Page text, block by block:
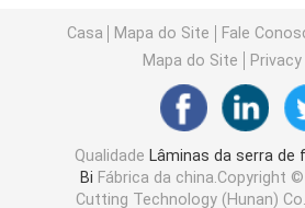
Lâmina de corte de alumínio da
Lâminas de corte de madeira
Lâminas de aço inoxidável da
Casa Mapa do Site Fale
Mapa do Site
Qualidade Lâminas da serra
Bi Fábrica da china.Copyright
Cutting Technology (Hunan)